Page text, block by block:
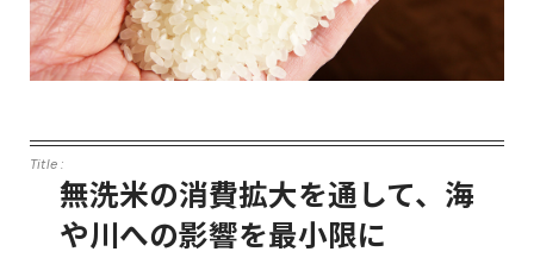
無洗米の消費拡大を通して、海
や川への影響を最小限に